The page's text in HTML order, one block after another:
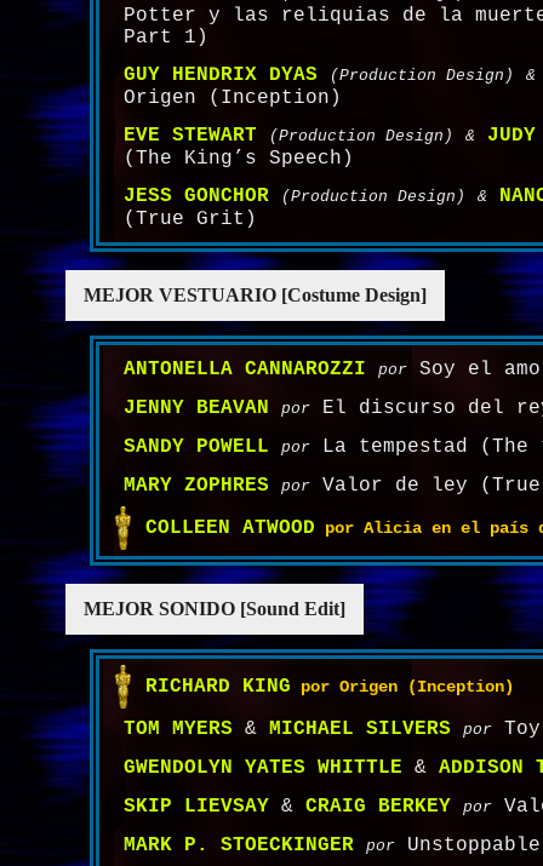
Potter y las reliquias de la
Part 1)
GUY HENDRIX DYAS
(Production Design) &
Origen (Inception)
EVE STEWART
(Production Design) &
(The King’s Speech)
JESS GONCHOR
(Production Design) &
(True Grit)
MEJOR VESTUARIO [Costume Design]
ANTONELLA CANNAROZZI por Soy el
JENNY BEAVAN
por El discurso del
SANDY POWELL
por La tempestad (The
MARY ZOPHRES
por Valor de ley
COLLEEN ATWOOD por Alicia en el país
MEJOR SONIDO [Sound Edit]
RICHARD KING por Origen (Inception)
TOM MYERS & MICHAEL SILVERS por
GWENDOLYN YATES WHITTLE & ADDISON
SKIP LIEVSAY & CRAIG BERKEY por
MARK P. STOECKINGER
por Unstoppable